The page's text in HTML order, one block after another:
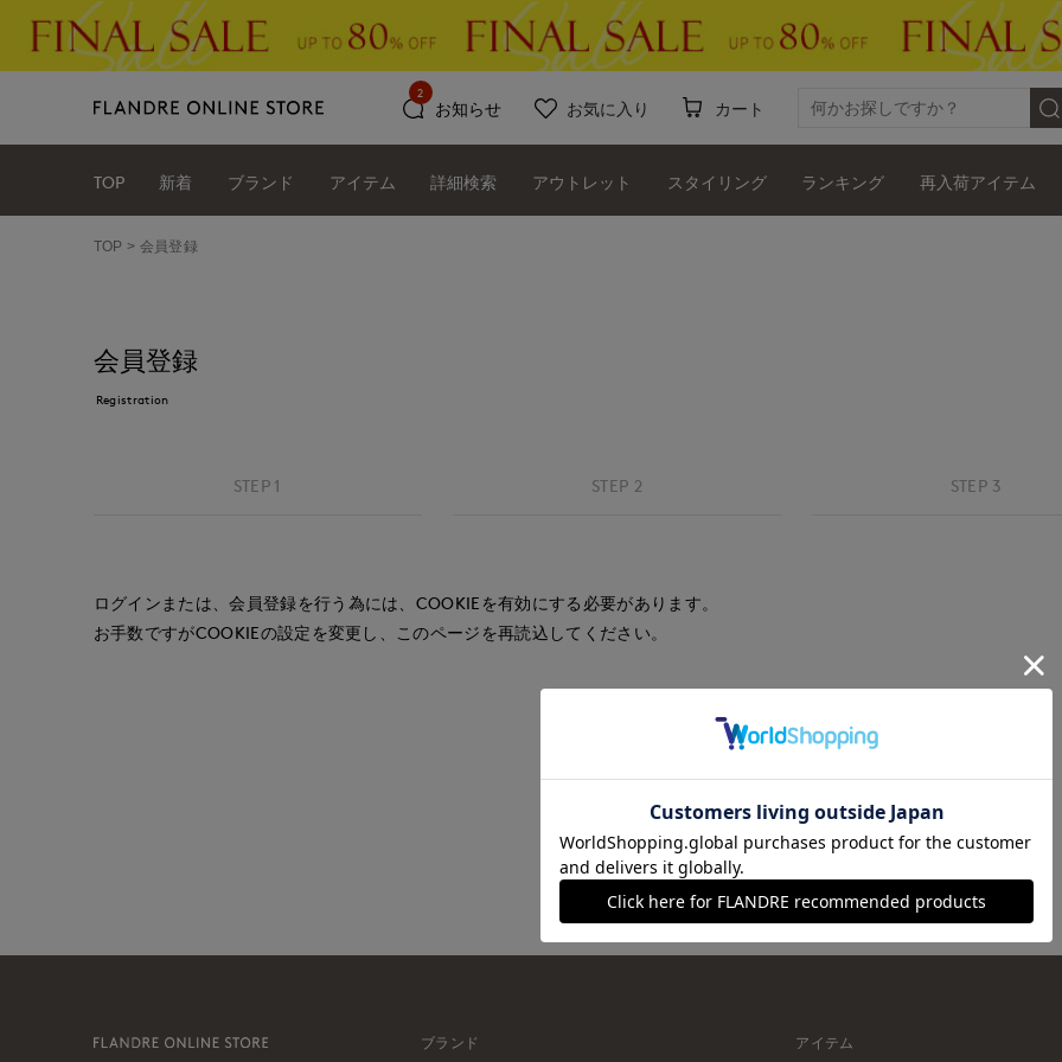
お知らせ
2
お気に入り カート
TOP 新着 ブランド アイテム 詳細検索 アウトレット スタイリング ランキング 再入荷アイテム
TOP 会員登録
会員登録
Registration
STEP 1 STEP 2 STEP 3
ログインまたは、会員登録を行う為には、COOKIEを有効にする必要があります。
お手数ですがCOOKIEの設定を変更し、このページを再読込してください。
再読込
ブランド アイテム